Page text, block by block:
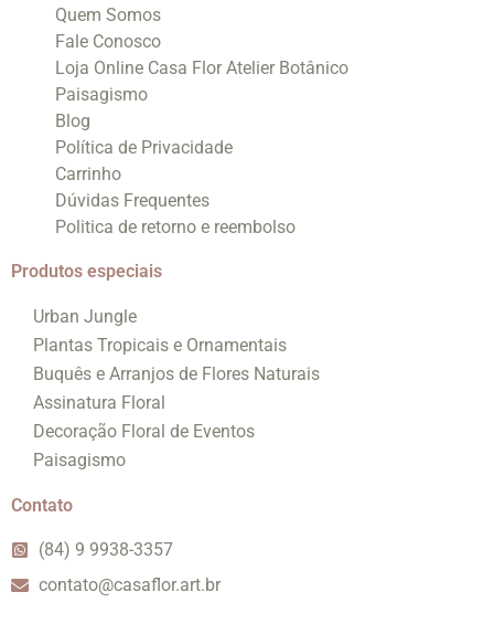
Quem Somos
Fale Conosco
Loja Online Casa Flor Atelier Botânico
Paisagismo
Blog
Política de Privacidade
Carrinho
Dúvidas Frequentes
Politica de retorno e reembolso
Produtos especiais
Urban Jungle
Plantas Tropicais e Ornamentais
Buquês e Arranjos de Flores Naturais
Assinatura Floral
Decoração Floral de Eventos
Paisagismo
Contato
(84) 9 9938-3357
contato@casaflor.art.br